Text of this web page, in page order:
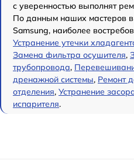
с уверенностью выполнят
По данным наших мастеров в
Samsung, наиболее
Устранение утечки
Замена фильтра осушителя,
трубопровода,
дренажной системы, Ремонт
отделения, Устранение
испарителя.